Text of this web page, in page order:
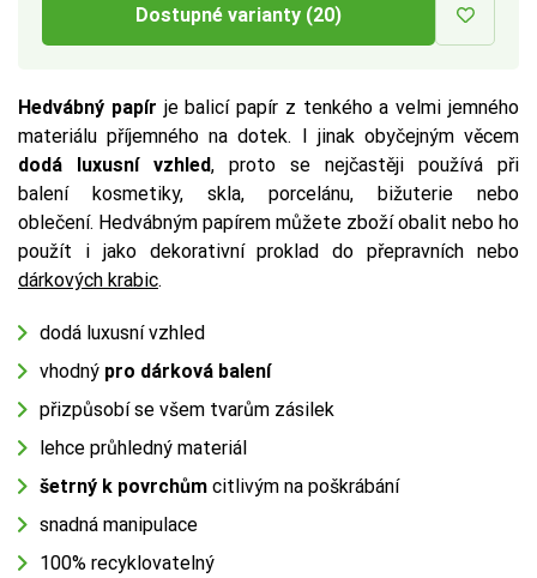
Dostupné varianty (20)
Hedvábný papír je balicí papír z tenkého a velmi jemného
materiálu příjemného na dotek. I jinak obyčejným věcem
dodá luxusní vzhled, proto se nejčastěji používá při
balení kosmetiky, skla, porcelánu, bižuterie nebo
oblečení. Hedvábným papírem můžete zboží obalit nebo ho
použít i jako dekorativní proklad do přepravních nebo
dárkových krabic.
dodá luxusní vzhled
vhodný pro dárková balení
přizpůsobí se všem tvarům zásilek
lehce průhledný materiál
šetrný k povrchům citlivým na poškrábání
snadná manipulace
100% recyklovatelný